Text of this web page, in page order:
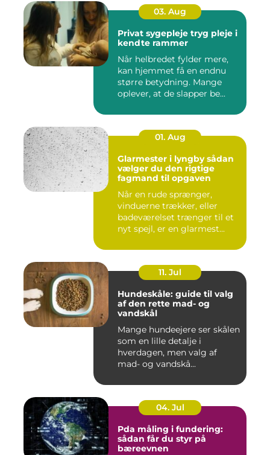
03. Aug
Privat sygepleje tryg pleje i
kendte rammer
Når helbredet fylder mere,
kan hjemmet få en endnu
større betydning. Mange
oplever, at de slapper be...
01. Aug
Glarmester i lyngby sådan
vælger du den rigtige
fagmand til opgaven
Når en rude sprænger,
vinduerne trækker, eller
badeværelset trænger til et
nyt spejl, er en glarmest...
11. Jul
Hundeskåle: guide til valg
af den rette mad- og
vandskål
Mange hundeejere ser skålen
som en lille detalje i
hverdagen, men valg af
mad- og vandskå...
04. Jul
Pda måling i fundering:
sådan får du styr på
bæreevnen